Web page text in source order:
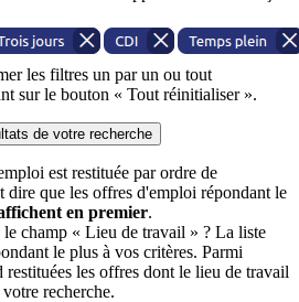
les filtres un par un ou tout
sur le bouton « Tout réinitialiser ».
de votre recherche
est restituée par ordre de
dire que les offres d'emploi répondant le
en premier.
le champ « Lieu de travail » ? La liste
le plus à vos critères. Parmi
restituées les offres dont le lieu de travail
recherche.